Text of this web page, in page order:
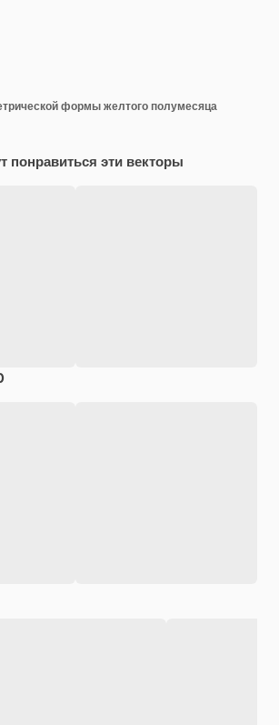
формы желтого полумесяца
понравиться эти векторы